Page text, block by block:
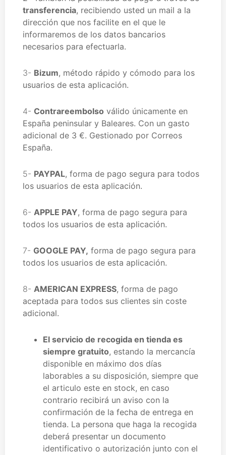
transferencia, recibiendo usted un mail a la
dirección que nos facilite en el que le
informaremos de los datos bancarios
necesarios para efectuarla.
3- Bizum, método rápido y cómodo para los
usuarios de esta aplicación.
4- Contrareembolso válido únicamente en
España peninsular y Baleares. Con un gasto
adicional de 3 €. Gestionado por Correos
España.
5- PAYPAL, forma de pago segura para todos
los usuarios de esta aplicación.
6- APPLE PAY, forma de pago segura para
todos los usuarios de esta aplicación.
7- GOOGLE PAY, forma de pago segura para
todos los usuarios de esta aplicación.
8- AMERICAN EXPRESS, forma de pago
aceptada para todos sus clientes sin coste
adicional.
El servicio de recogida en tienda es
siempre gratuito, estando la mercancía
disponible en máximo dos días
laborables a su disposición, siempre que
el articulo este en stock, en caso
contrario recibirá un aviso con la
confirmación de la fecha de entrega en
tienda. La persona que haga la recogida
deberá presentar un documento
identificativo o autorización junto con el